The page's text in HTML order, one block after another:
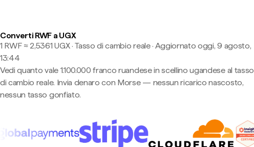
Converti RWF a UGX
1 RWF ≈ 2,5361 UGX · Tasso di cambio reale· Aggiornato oggi, 9 agosto,
13:44
Vedi quanto vale 1.100.000 franco ruandese in scellino ugandese al tasso
di cambio reale. Invia denaro con Morse — nessun ricarico nascosto,
nessun tasso gonfiato.